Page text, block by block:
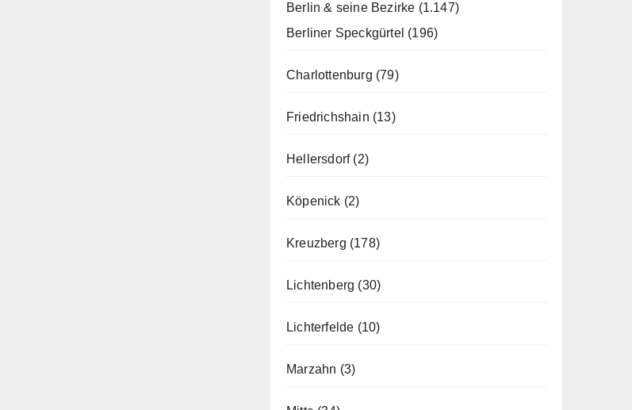
Berlin & seine Bezirke (1.147)
Berliner Speckgürtel (196)
Charlottenburg (79)
Friedrichshain (13)
Hellersdorf(2)
Köpenick (2)
Kreuzberg (178)
Lichtenberg (30)
Lichterfelde (10)
Marzahn (3)